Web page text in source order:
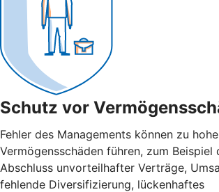
Schutz vor
Fehler des Managements können zu
Vermögensschäden führen, zum Beispiel
Abschluss unvorteilhafter Verträge,
fehlende Diversifizierung, lückenhaftes